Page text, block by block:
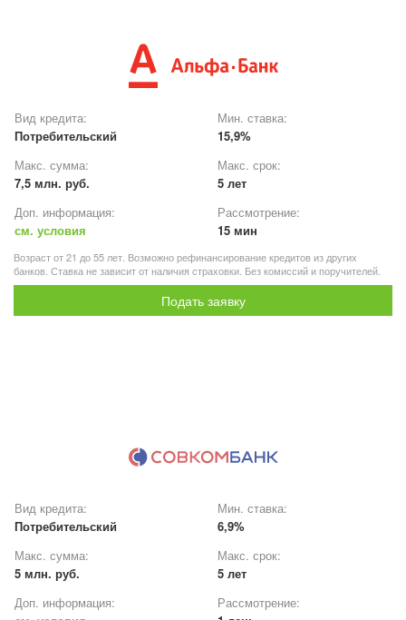
Вид кредита:
Потребительский
Мин. ставка:
15,9%
Макс. сумма:
7,5 млн. руб.
Макс. срок:
5 лет
Доп. информация:
см. условия
Рассмотрение:
15 мин
Возраст от 21 до 55 лет. Возможно рефинансирование кредитов из других
банков. Ставка не зависит от наличия страховки. Без комиссий и поручителей.
Подать заявку
Вид кредита:
Потребительский
Мин. ставка:
6,9%
Макс. сумма:
5 млн. руб.
Макс. срок:
5 лет
Доп. информация:
Рассмотрение: